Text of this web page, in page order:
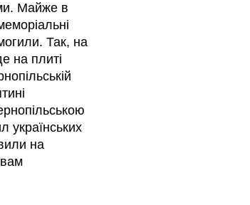
Майже в
Так, на
на плиті
українських
на